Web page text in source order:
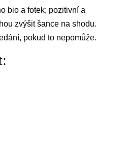
bio a fotek; pozitivní a
zvýšit šance na shodu.
pokud to nepomůže.